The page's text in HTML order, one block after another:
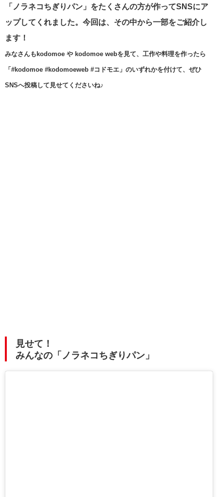
「ノラネコちぎりパン」をたくさんの方が作ってSNSにア
ップしてくれました。今回は、 その中から一部をご紹介し
ます！
みなさんもkodomoe や kodomoe webを見て、工作や料理を作ったら
「#kodomoe #kodomoeweb #コドモエ」のいずれかを付けて、ぜひ
SNSへ投稿して見せてくださいね♪
見せて！
みんなの「ノラネコちぎりパン」